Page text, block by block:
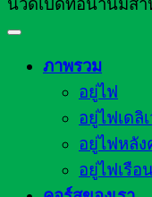
นวดเปิดท่อน้ำนมส
ภาพรวม
อยู่ไฟ
อยู่ไฟเดลิ
อยู่ไฟหลัง
อยู่ไฟเรือ